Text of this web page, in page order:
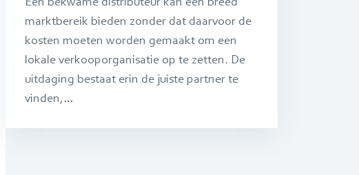
Een bekwame distributeur kan een breed
marktbereik bieden zonder dat daarvoor de
kosten moeten worden gemaakt om een
lokale verkooporganisatie op te zetten. De
uitdaging bestaat erin de juiste partner te
vinden,…